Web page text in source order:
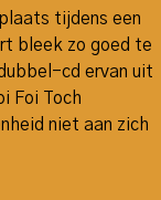
tijdens een
bleek zo goed te
cd ervan uit
Foi Toch
niet aan zich